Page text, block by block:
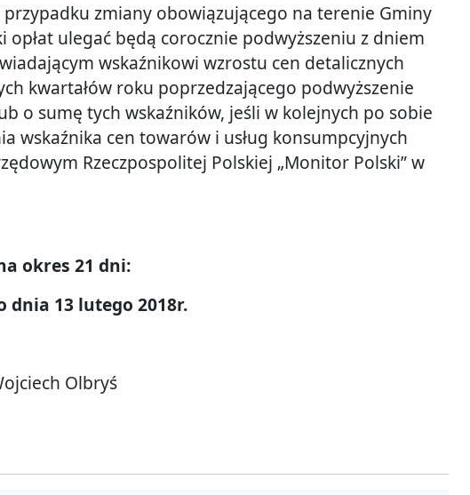
zmiany obowiązującego na terenie Gminy
opłat ulegać będą corocznie podwyższeniu z dniem
wskaźnikowi wzrostu cen detalicznych
kwartałów roku poprzedzającego podwyższenie
o sumę tych wskaźników, jeśli w kolejnych po sobie
wskaźnika cen towarów i usług konsumpcyjnych
Rzeczpospolitej Polskiej „Monitor Polski” w
okres 21 dni:
dnia 13 lutego 2018r.
Olbryś